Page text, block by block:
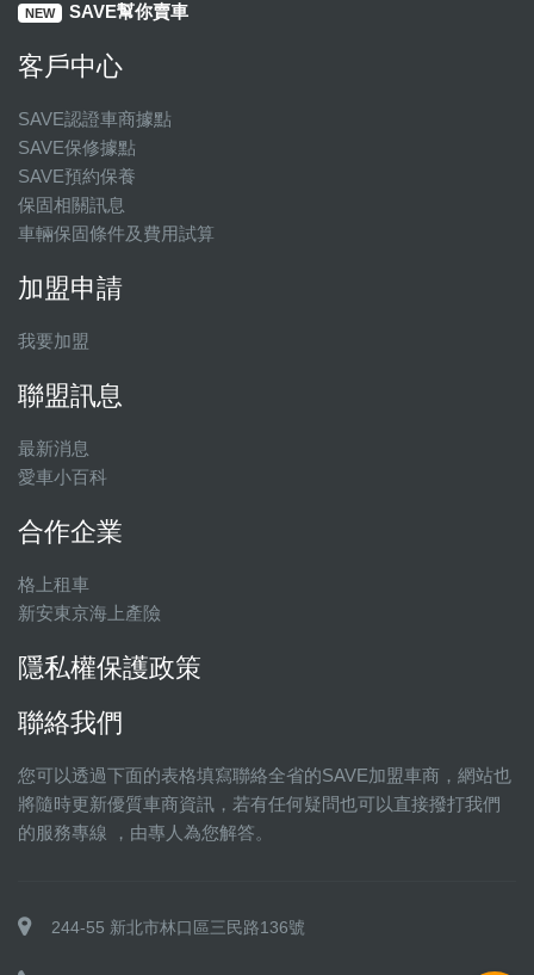
NEW SAVE幫你賣車
客戶中心
SAVE認證車商據點
SAVE保修據點
SAVE預約保養
保固相關訊息
車輛保固條件及費用試算
加盟申請
我要加盟
聯盟訊息
最新消息
愛車小百科
合作企業
格上租車
新安東京海上產險
隱私權保護政策
聯絡我們
您可以透過下面的表格填寫聯絡全省的SAVE加盟車商，網站也
將隨時更新優質車商資訊，若有任何疑問也可以直接撥打我們
的服務專線 ，由專人為您解答。
244-55 新北市林口區三民路136號